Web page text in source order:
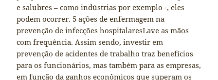
e salubres – como indústrias por exemplo -, eles
podem ocorrer. 5 ações de enfermagem na
prevenção de infecções hospitalaresLave as mãos
com frequência. Assim sendo, investir em
prevenção de acidentes de trabalho traz benefícios
para os funcionários, mas também para as empresas,
em função da ganhos econômicos que superam os